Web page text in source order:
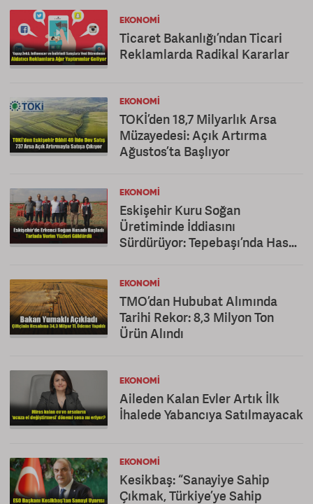
EKONOMI
Ticaret Bakanlığı’ndan Ticari
Reklamlarda Radikal Kararlar
EKONOMI
TOKİ’den 18,7 Milyarlık Arsa
Müzayedesi: Açık Artırma
Ağustos’ta Başlıyor
EKONOMI
Eskişehir Kuru Soğan
Üretiminde İddiasını
Sürdürüyor: Tepebaşı’nda Hasat
EKONOMI
TMO’dan Hububat Alımında
Tarihi Rekor: 8,3 Milyon Ton
Ürün Alındı
EKONOMI
Aileden Kalan Evler Artık İlk
İhalede Yabancıya Satılmayacak
EKONOMI
Kesikbaş: “Sanayiye Sahip
Çıkmak, Türkiye’ye Sahip